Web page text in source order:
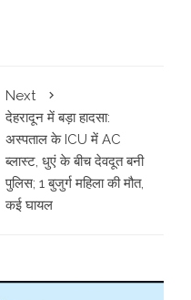
Next
देहरादून में बड़ा हादसा:
अस्पताल के ICU में AC
ब्लास्ट, धुएं के बीच देवदूत बनी
पुलिस; 1 बुजुर्ग महिला की मौत,
कई घायल